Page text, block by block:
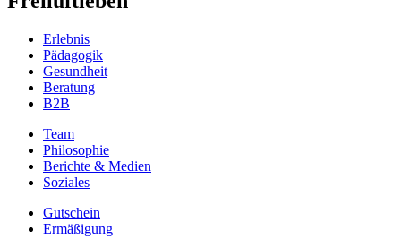
Erlebnis
Pädagogik
Gesundheit
Beratung
B2B
Team
Philosophie
Berichte & Medien
Soziales
Gutschein
Ermäßigung